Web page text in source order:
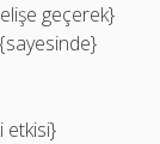
geçerek}
etkisi}